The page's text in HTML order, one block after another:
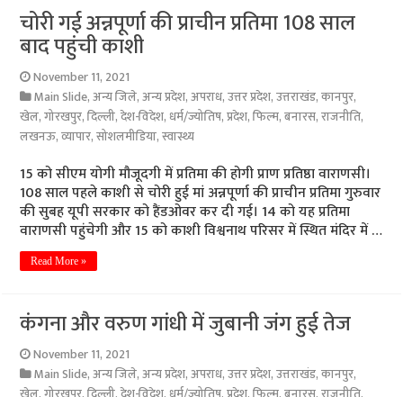
चोरी गई अन्नपूर्णा की प्राचीन प्रतिमा 108 साल
बाद पहुंची काशी
November 11, 2021
Main Slide,अन्य जिले,अन्य प्रदेश,अपराध,उत्तर प्रदेश,उत्तराखंड,कानपुर,
खेल,गोरखपुर,दिल्ली,देश-विदेश, धर्म/ज्योतिष,प्रदेश,फिल्म,बनारस,राजनीति,
लखनऊ,व्यापार,सोशलमीडिया,स्वास्थ्य
15 को सीएम योगी मौजूदगी में प्रतिमा की होगी प्राण प्रतिष्ठा वाराणसी।
108 साल पहले काशी से चोरी हुई मां अन्नपूर्णा की प्राचीन प्रतिमा गुरुवार
की सुबह यूपी सरकार को हैंडओवर कर दी गई। 14 को यह प्रतिमा
वाराणसी पहुंचेगी और 15 को काशी विश्वनाथ परिसर में स्थित मंदिर में …
Read More »
कंगना और वरुण गांधी में जुबानी जंग हुई तेज
November 11, 2021
Main Slide,अन्य जिले,अन्य प्रदेश,अपराध,उत्तर प्रदेश,उत्तराखंड,कानपुर,